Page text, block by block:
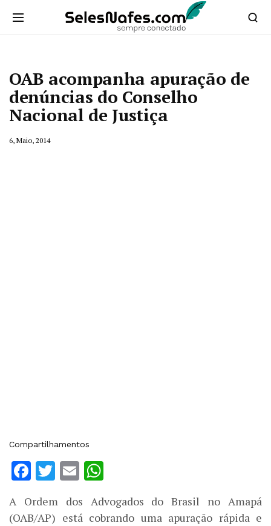
OAB acompanha apuração de
denúncias do Conselho
Nacional de Justiça
6, Maio, 2014
Compartilhamentos
Facebook
Twitter
Email
A Ordem dos Advogados do Brasil no Amapá
(OAB/AP) está cobrando uma apuração rápida e